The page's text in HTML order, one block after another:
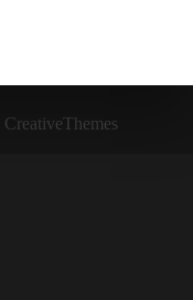
CreativeThemes